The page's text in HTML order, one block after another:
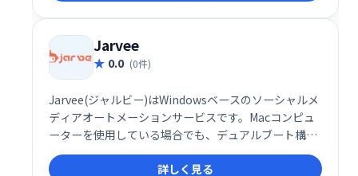
ーを増やし、アカウントのエンゲージメントを高めら
れます。人気No.1サービスで、集客アップを目指しま
しょう！Jarvee
0.0 (0件)
Jarvee(ジャルビー)はWindowsベースのソーシャルメ
ディアオートメーションサービスです。Macコンピュ
ーターを使用している場合でも、デュアルブート構成
を選択するか、WindowsベースのVPNで操作すれば、
ソフトウェアを使用できます。
詳しく見る